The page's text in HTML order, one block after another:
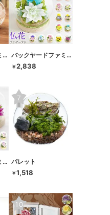
バックヤードファミリー バックヤードファミリー
￥2,838
バックヤードファミリー パレット
￥1,518